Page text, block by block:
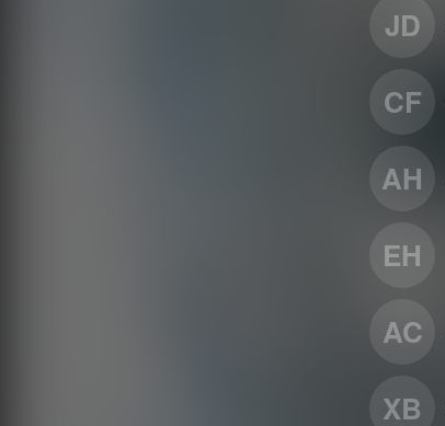
JD
CF
AH
EH
AC
XB